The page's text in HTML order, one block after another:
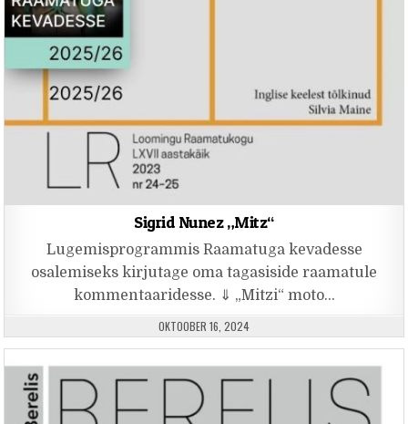
Sigrid Nunez „Mitz“
Lugemisprogrammis Raamatuga kevadesse
osalemiseks kirjutage oma tagasiside raamatule
kommentaaridesse. ⇓ „Mitzi“ moto…
PUBLISHED DATE:
OKTOOBER 16, 2024